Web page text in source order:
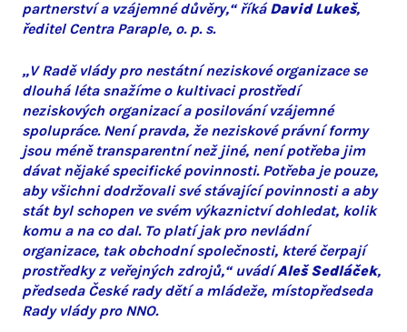
partnerství a vzájemné důvěry,“ říkáDavid Lukeš,
ředitel Centra Paraple, o. p. s.
„V Radě vlády pro nestátní neziskové organizace se
dlouhá léta snažíme o kultivaci prostředí
neziskových organizací a posilování vzájemné
spolupráce. Není pravda, že neziskové právní formy
jsou méně transparentní než jiné, není potřeba jim
dávat nějaké specifické povinnosti. Potřeba je pouze,
aby všichni dodržovali své stávající povinnosti a aby
stát byl schopen ve svém výkaznictví dohledat, kolik
komu a na co dal. To platí jak pro nevládní
organizace, tak obchodní společnosti, které čerpají
prostředky z veřejných zdrojů,“ uvádíAleš Sedláček,
předseda České rady dětí a mládeže, místopředseda
Rady vlády pro NNO.